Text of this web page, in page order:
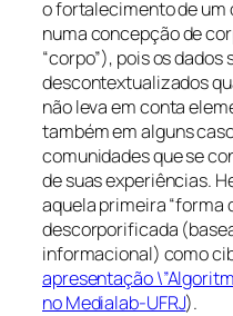
o fortalecimento de um
numa concepção de
“corpo”), pois os dados
descontextualizados
não leva em conta
também em alguns
comunidades que se
de suas experiências.
aquela primeira “forma
descorporificada
informacional) como
apresentação
no Medialab-UFRJ).